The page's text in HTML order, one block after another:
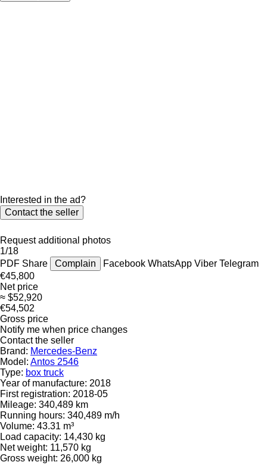
Interested in the ad?
Contact the seller
Request additional photos
1/18
PDF Share Complain Facebook WhatsApp Viber Telegram
€45,800
Net price
≈ $52,920
€54,502
Gross price
Notify me when price changes
Contact the seller
Brand: Mercedes-Benz
Model: Antos 2546
Type: box truck
Year of manufacture: 2018
First registration: 2018-05
Mileage: 340,489 km
Running hours: 340,489 m/h
Volume: 43.31 m³
Load capacity: 14,430 kg
Net weight: 11,570 kg
Gross weight: 26,000 kg